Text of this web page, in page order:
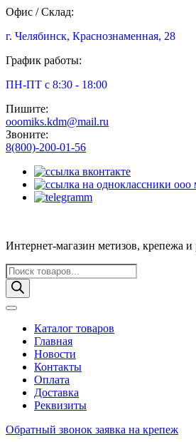
Офис / Склад:
г. Челябинск, Краснознаменная, 28
График работы:
ПН-ПТ с 8:30 - 18:00
Пишите:
ooomiks.kdm@mail.ru
Звоните:
8(800)-200-01-56
Интернет-магазин метизов, крепежа и
Поиск
товаров
Каталог товаров
Главная
Новости
Контакты
Оплата
Доставка
Реквизиты
Обратный звонок заявка на крепеж